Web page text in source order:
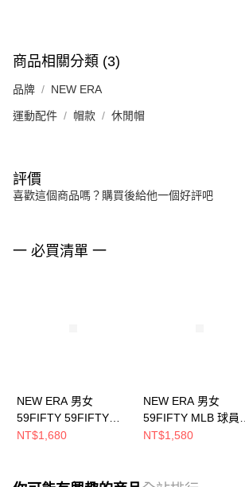
商品相關分類 (3)
品牌 NEW ERA
運動配件 帽款 休閒帽
評價
喜歡這個商品嗎？購買後給他一個好評吧
一 必買清單 一
NEW ERA 男女
59FIFTY 59FIFTY
PACK - GARDEN 舊金
NT$1,680
NEW ERA 男女
59FIFTY MLB 球員帽
巨人 黑/ 橘
NT$1,580